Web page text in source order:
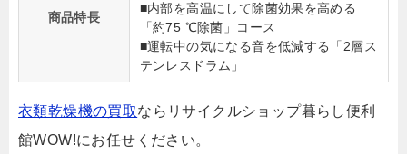
商品特長
■内部を高温にして除菌効果を高める
「約75 ℃除菌」コース
■運転中の気になる音を低減する「2層ス
テンレスドラム」
衣類乾燥機の買取ならリサイクルショップ暮らし便利
館WOW!にお任せください。